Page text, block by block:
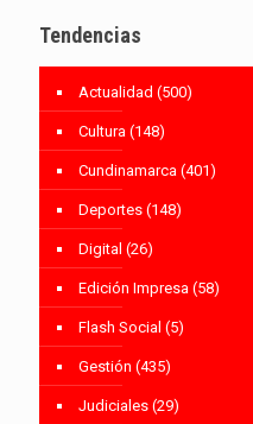
Tendencias
Actualidad (500)
Cultura (148)
Cundinamarca (401)
Deportes (148)
Digital (26)
Edición Impresa (58)
Flash Social (5)
Gestión (435)
Judiciales (29)